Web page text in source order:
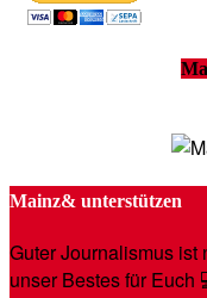
Mainz& unterstützen
Guter Journalismus ist
unser Bestes für Euch